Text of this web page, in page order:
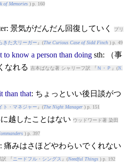
of Memories) p. 160
: 景気がだんだん回復していく プリ
きた大リーガー 』(The Curious Case of Sidd Finch) p. 49
to know a person than doingsth: （事
なれる 吉本ばなな著 シャリーフ訳 『 Ｎ・Ｐ 』(N.
than that: ちょっといい後日談がつ
ト・マネジャー 』(The Night Manager) p. 151
越したことはない ウッドワード著 染田
) p. 397
: 痛みはさほどやわらいでくれない
訳 『 ニードフル・シングス 』(Needful Things) p. 192